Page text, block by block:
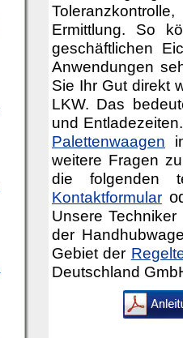
Ermittlung. So
geschäftlichen
Anwendungen
Sie Ihr Gut direkt
LKW. Das
und
Palettenwaagen
weitere Fragen
die folgenden
Kontaktformular
Unsere
der
Gebiet der
Deutschland